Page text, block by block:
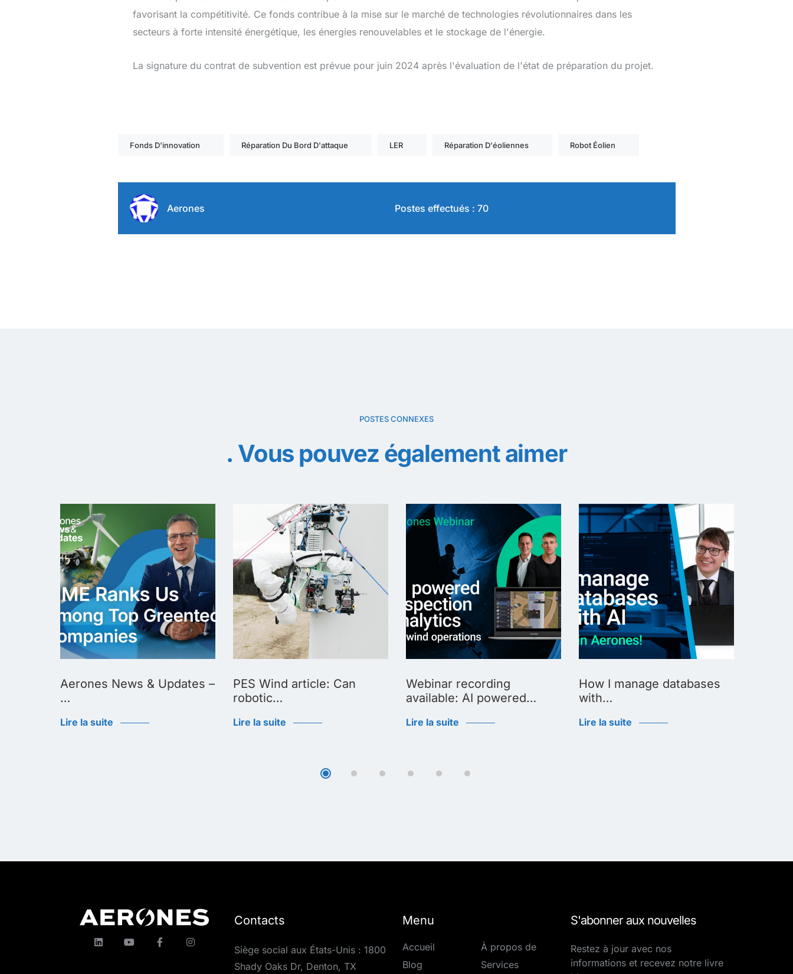
favorisant la compétitivité. Ce fonds contribue à la mise sur le marché de technologies révolutionnaires dans les
secteurs à forte intensité énergétique, les énergies renouvelables et le stockage de l'énergie.
La signature du contrat de subvention est prévue pour juin 2024 après l'évaluation de l'état de préparation du projet.
Fonds D'innovation Réparation Du Bord D'attaque LER Réparation D'éoliennes Robot Éolien
Aerones Postes effectués : 70
POSTES CONNEXES
Vous pouvez également aimer
Aerones News & Updates –
…
Lire la suite
PES Wind article: Can
robotic…
Lire la suite
Webinar recording
available: AI powered…
Lire la suite
How I manage databases
with…
Lire la suite
Contacts
Siège social aux États-Unis : 1800
Shady Oaks Dr, Denton, TX
Menu
Accueil
À propos de
Blog
Services
S'abonner aux nouvelles
Restez à jour avec nos
informations et recevez notre livre